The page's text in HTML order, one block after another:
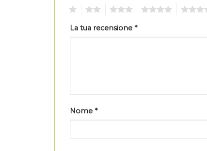
La tua recensione *
Nome *